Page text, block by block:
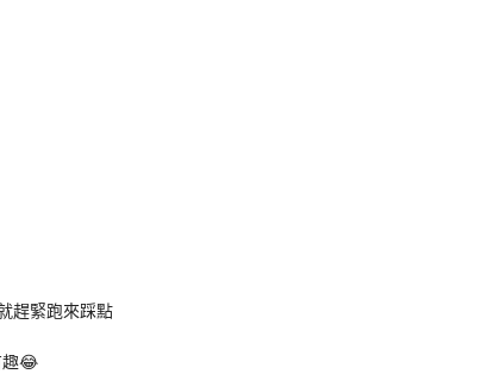
趕緊跑來踩點
趣😂